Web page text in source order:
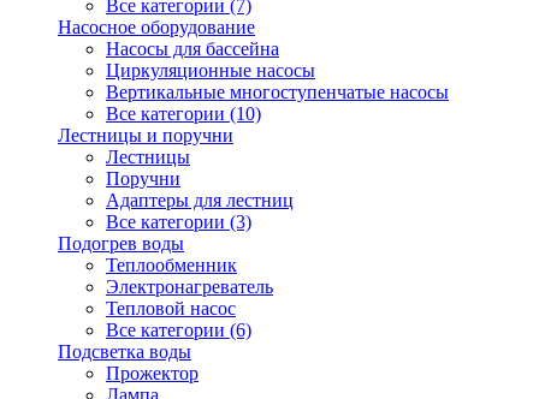
Все категории (7)
Насосное оборудование
Насосы для бассейна
Циркуляционные насосы
Вертикальные многоступенчатые насосы
Все категории (10)
Лестницы и поручни
Лестницы
Поручни
Адаптеры для лестниц
Все категории (3)
Подогрев воды
Теплообменник
Электронагреватель
Тепловой насос
Все категории (6)
Подсветка воды
Прожектор
Лампа